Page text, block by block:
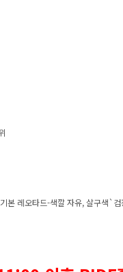
본 레오타드-색깔 자유, 살구색`